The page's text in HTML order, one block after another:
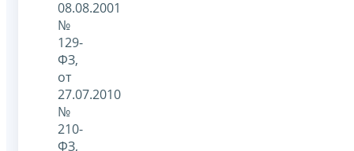
08.08.2001
№
129-
ФЗ,
от
27.07.2010
№
210-
ФЗ,